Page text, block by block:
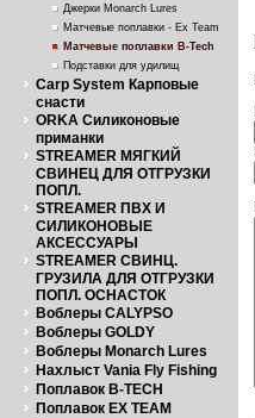
Джерки Monarch Lures
Матчевые поплавки - Ex Team
Матчевые поплавки B-Tech
Подставки для удилищ
Carp System Карповые
снасти
ORKA Силиконовые
приманки
STREAMER МЯГКИЙ
СВИНЕЦ ДЛЯ ОТГРУЗКИ
ПОПЛ.
STREAMER ПВХ И
СИЛИКОНОВЫЕ
АКСЕССУАРЫ
STREAMER СВИНЦ.
ГРУЗИЛА ДЛЯ ОТГРУЗКИ
ПОПЛ. ОСНАСТОК
Воблеры CALYPSO
Воблеры GOLDY
Воблеры Monarch Lures
Нахлыст Vania Fly Fishing
Поплавок B-TECH
Поплавок EX TEAM